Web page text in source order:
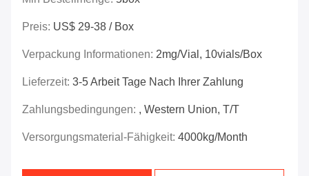
Preis: US$ 29-38 / Box
Verpackung Informationen: 2mg/vial, 10vials/Box
Lieferzeit: 3-5 Arbeit Tage Nach Ihrer Zahlung
Zahlungsbedingungen: , Western Union, T/T
Versorgungsmaterial-Fähigkeit: 4000kg/month